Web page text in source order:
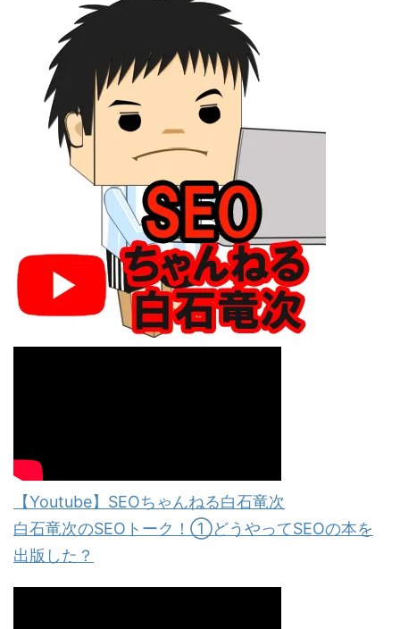
【Youtube】SEOちゃんねる白石竜次
白石竜次のSEOトーク！①どうやってSEOの本を
出版した？